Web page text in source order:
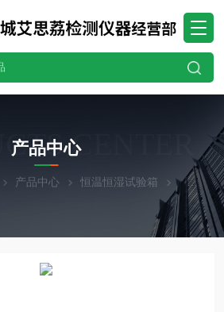
CENTER
产品中心
产品中心 恒温恒湿试验箱 小型恒